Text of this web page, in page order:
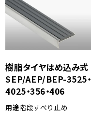
樹脂タイヤはめ込み式
SEP/AEP/BEP-3525・
4025・356・406
用途階段すべり止め